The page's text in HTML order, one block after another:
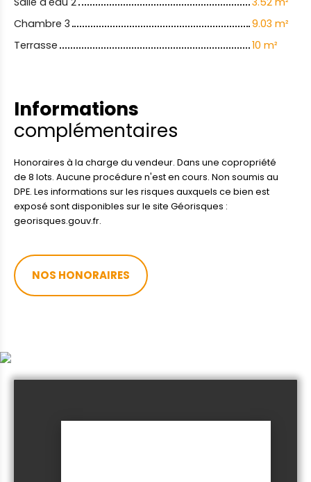
Chambre 3
9.03 m²
Terrasse
10 m²
Informations
complémentaires
Honoraires à la charge du vendeur. Dans une copropriété
de 8 lots. Aucune procédure n'est en cours. Non soumis au
DPE. Les informations sur les risques auxquels ce bien est
exposé sont disponibles sur le site Géorisques :
georisques.gouv.fr.
NOS HONORAIRES